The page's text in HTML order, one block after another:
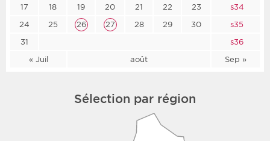
« Juil août Sep »
17
18 19 20 21 22 23
s34
24
25 26 27 28 29 30
s35
31
s36
Sélection par région